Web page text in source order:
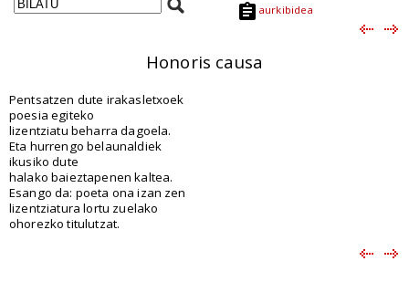
aurkibidea
Honoris causa
Pentsatzen dute irakasletxoek
poesia egiteko
lizentziatu beharra dagoela.
Eta hurrengo belaunaldiek
ikusiko dute
halako baieztapenen kaltea.
Esango da: poeta ona izan zen
lizentziatura lortu zuelako
ohorezko titulutzat.